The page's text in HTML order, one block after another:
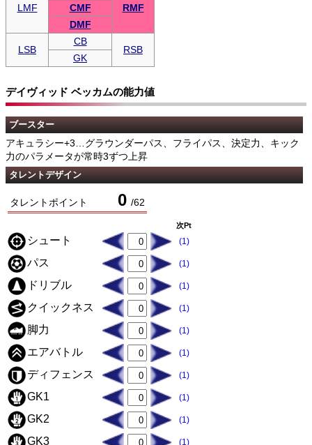
LMF
RMF
CMF
DMF
LSB
CB
RSB
GK
デイヴィッド ベッカムの能力値
ブースター
アキュラシー+3…グラウンダーパス、フライパス、決定力、キック
力のパラメータが常時3ずつ上昇
タレントデザイン
タレントポイント 0 /62
次Pt
シュート (1)
パス (1)
ドリブル (1)
クイックネス (1)
脚力 (1)
エアバトル (1)
ディフェンス (1)
GK1 (1)
GK2 (1)
GK3 (1)